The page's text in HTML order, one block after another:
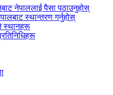
नेपाललाई पैसा पठाउनुहोस्
स्थान्तरण गर्नुहोस्
स्थानहरू